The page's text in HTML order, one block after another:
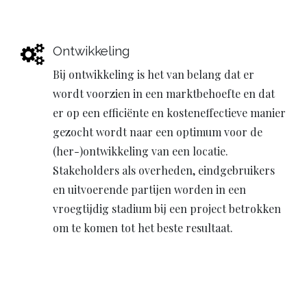
Ontwikkeling
Bij ontwikkeling is het van belang dat er
wordt voorzien in een marktbehoefte en dat
er op een efficiënte en kosteneffectieve manier
gezocht wordt naar een optimum voor de
(her-)ontwikkeling van een locatie.
Stakeholders als overheden, eindgebruikers
en uitvoerende partijen worden in een
vroegtijdig stadium bij een project betrokken
om te komen tot het beste resultaat.